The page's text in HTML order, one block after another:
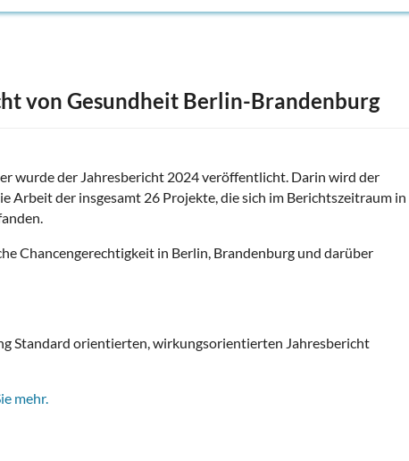
von Gesundheit Berlin-Brandenburg
wurde der Jahresbericht 2024 veröffentlicht. Darin wird der
Arbeit der insgesamt 26 Projekte, die sich im Berichtszeitraum in
Chancengerechtigkeit in Berlin, Brandenburg und darüber
Standard orientierten, wirkungsorientierten Jahresbericht
mehr.